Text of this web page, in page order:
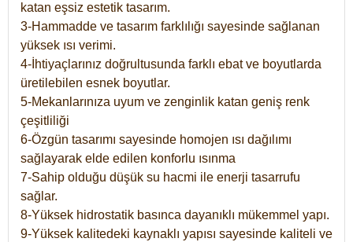
katan eşsiz estetik tasarım.
3-Hammadde ve tasarım farklılığı sayesinde sağlanan
yüksek ısı verimi.
4-İhtiyaçlarınız doğrultusunda farklı ebat ve boyutlarda
üretilebilen esnek boyutlar.
5-Mekanlarınıza uyum ve zenginlik katan geniş renk
çeşitliliği
6-Özgün tasarımı sayesinde homojen ısı dağılımı
sağlayarak elde edilen konforlu ısınma
7-Sahip olduğu düşük su hacmi ile enerji tasarrufu
sağlar.
8-Yüksek hidrostatik basınca dayanıklı mükemmel yapı.
9-Yüksek kalitedeki kaynaklı yapısı sayesinde kaliteli ve